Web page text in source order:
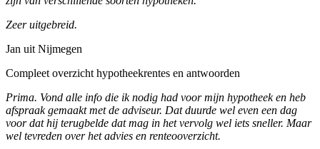
Zeer uitgebreid.
Jan uit Nijmegen
Compleet overzicht hypotheekrentes en antwoorden
Prima. Vond alle info die ik nodig had voor mijn hypotheek en heb
afspraak gemaakt met de adviseur. Dat duurde wel even een dag
voor dat hij terugbelde dat mag in het vervolg wel iets sneller. Maar
wel tevreden over het advies en renteooverzicht.